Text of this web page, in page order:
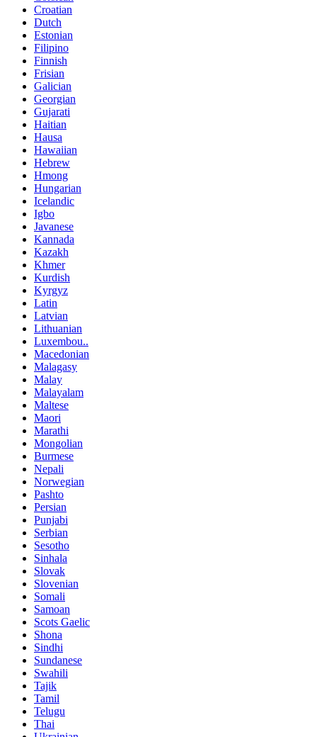
Croatian
Dutch
Estonian
Filipino
Finnish
Frisian
Galician
Georgian
Gujarati
Haitian
Hausa
Hawaiian
Hebrew
Hmong
Hungarian
Icelandic
Igbo
Javanese
Kannada
Kazakh
Khmer
Kurdish
Kyrgyz
Latin
Latvian
Lithuanian
Luxembou..
Macedonian
Malagasy
Malay
Malayalam
Maltese
Maori
Marathi
Mongolian
Burmese
Nepali
Norwegian
Pashto
Persian
Punjabi
Serbian
Sesotho
Sinhala
Slovak
Slovenian
Somali
Samoan
Scots Gaelic
Shona
Sindhi
Sundanese
Swahili
Tajik
Tamil
Telugu
Thai